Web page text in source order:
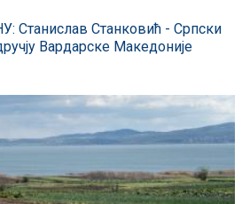
Станислав Станковић - Српски
Вардарске Македоније